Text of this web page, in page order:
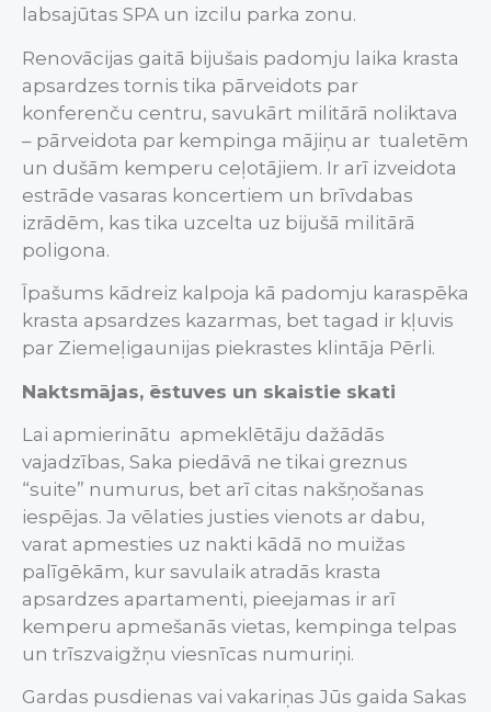
labsajūtas SPA un izcilu parka zonu.
Renovācijas gaitā bijušais padomju laika krasta
apsardzes tornis tika pārveidots par
konferenču centru, savukārt militārā noliktava
– pārveidota par kempinga mājiņu ar tualetēm
un dušām kemperu ceļotājiem. Ir arī izveidota
estrāde vasaras koncertiem un brīvdabas
izrādēm, kas tika uzcelta uz bijušā militārā
poligona.
Īpašums kādreiz kalpoja kā padomju karaspēka
krasta apsardzes kazarmas, bet tagad ir kļuvis
par Ziemeļigaunijas piekrastes klintāja Pērli.
Naktsmājas, ēstuves un skaistie skati
Lai apmierinātu apmeklētāju dažādās
vajadzības, Saka piedāvā ne tikai greznus
“suite” numurus, bet arī citas nakšņošanas
iespējas. Ja vēlaties justies vienots ar dabu,
varat apmesties uz nakti kādā no muižas
palīgēkām, kur savulaik atradās krasta
apsardzes apartamenti, pieejamas ir arī
kemperu apmešanās vietas, kempinga telpas
un trīszvaigžņu viesnīcas numuriņi.
Gardas pusdienas vai vakariņas Jūs gaida Sakas